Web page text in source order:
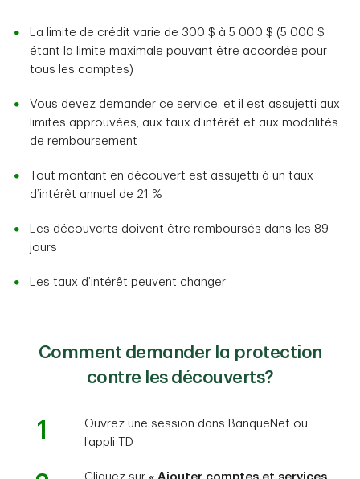
La limite de crédit varie de 300 $ à 5 000 $ (5 000 $
étant la limite maximale pouvant être accordée pour
tous les comptes)
Vous devez demander ce service, et il est assujetti aux
limites approuvées, aux taux d’intérêt et aux modalités
de remboursement
Tout montant en découvert est assujetti à un taux
d’intérêt annuel de 21 %
Les découverts doivent être remboursés dans les 89
jours
Les taux d’intérêt peuvent changer
Comment demander la protection
contre les découverts?
1
Ouvrez une session dans BanqueNet ou
l’appli TD